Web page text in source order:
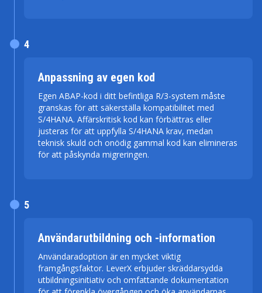
Anpassning av egen kod
Egen ABAP-kod i ditt befintliga R/3-system måste
granskas för att säkerställa kompatibilitet med
S/4HANA. Affärskritisk kod kan förbättras eller
justeras för att uppfylla S/4HANA krav, medan
teknisk skuld och onödig gammal kod kan elimineras
för att påskynda migreringen.
4
Användarutbildning och -information
Användaradoption är en mycket viktig
framgångsfaktor. LeverX erbjuder skräddarsydda
utbildningsinitiativ och omfattande dokumentation
5